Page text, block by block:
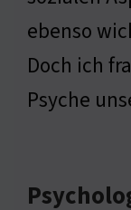
ebenso
Doch ich
Psyche